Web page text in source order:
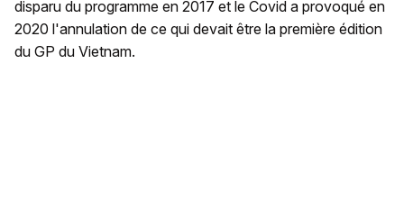
disparu du programme en 2017 et le Covid a provoqué en
2020 l'annulation de ce qui devait être la première édition
du GP du Vietnam.